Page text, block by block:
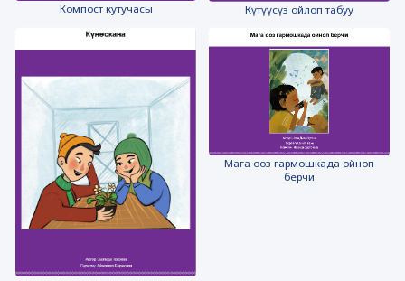
Компост кутучасы Күтүүсүз ойлоп табуу
Мага ооз гармошкада ойноп
берчи